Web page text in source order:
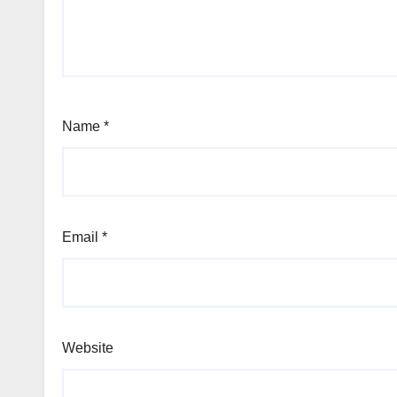
Name *
Email *
Website